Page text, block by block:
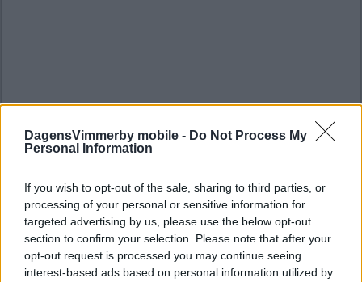
DagensVimmerby mobile - Do Not Process My
Personal Information
If you wish to opt-out of the sale, sharing to third parties, or
processing of your personal or sensitive information for
targeted advertising by us, please use the below opt-out
section to confirm your selection. Please note that after your
opt-out request is processed you may continue seeing
interest-based ads based on personal information utilized by